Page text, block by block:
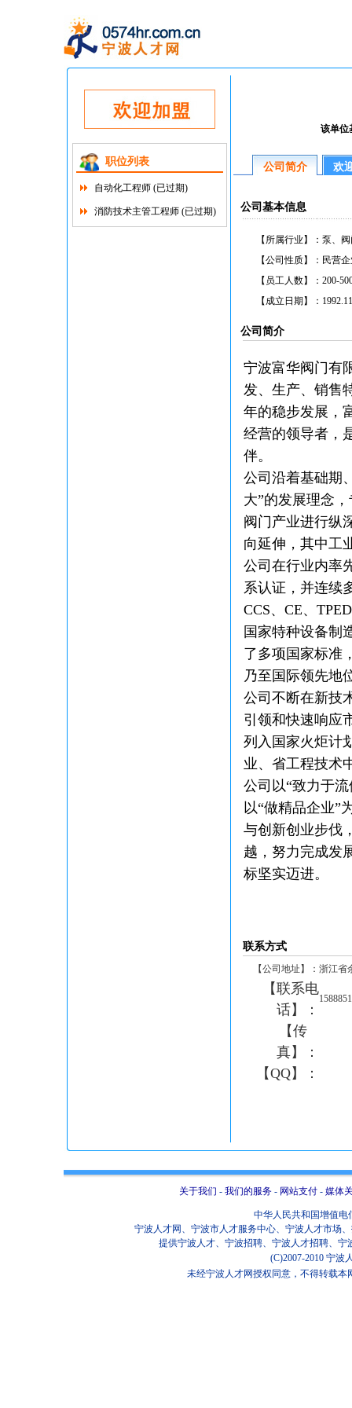
职位列表
自动化工程师 (已过期)
消防技术主管工程师 (已过期)
该单位
公司简介 欢
公司基本信息
【所属行业】： 泵、
【公司性质】： 民营
【员工人数】： 200-
【成立日期】： 1992.11
公司简介
宁波富华阀门有
发、生产、销售
年的稳步发展，
经营的领导者，
伴。
公司沿着基础期
大”的发展理念
阀门产业进行纵
向延伸，其中工
公司在行业内率
系认证，并连续
CCS、CE、
国家特种设备制
了多项国家标准
乃至国际领先地
公司不断在新技
引领和快速响应
列入国家火炬计
业、省工程技术
公司以“致力于
以“做精品企业”
与创新创业步伐
越，努力完成发
标坚实迈进。
联系方式
【公司地址】： 浙江省
【联系电
话】：
【传
真】：
【QQ】：
关于我们 - 我们的服务 - 网站支付 - 媒体
中华人民共和国增值电
宁波人才网、宁波市人才服务中心、宁波人才市场
提供宁波人才、宁波招聘、宁波人才招聘、
(C)2007-2010 宁波
未经宁波人才网授权同意，不得转载本